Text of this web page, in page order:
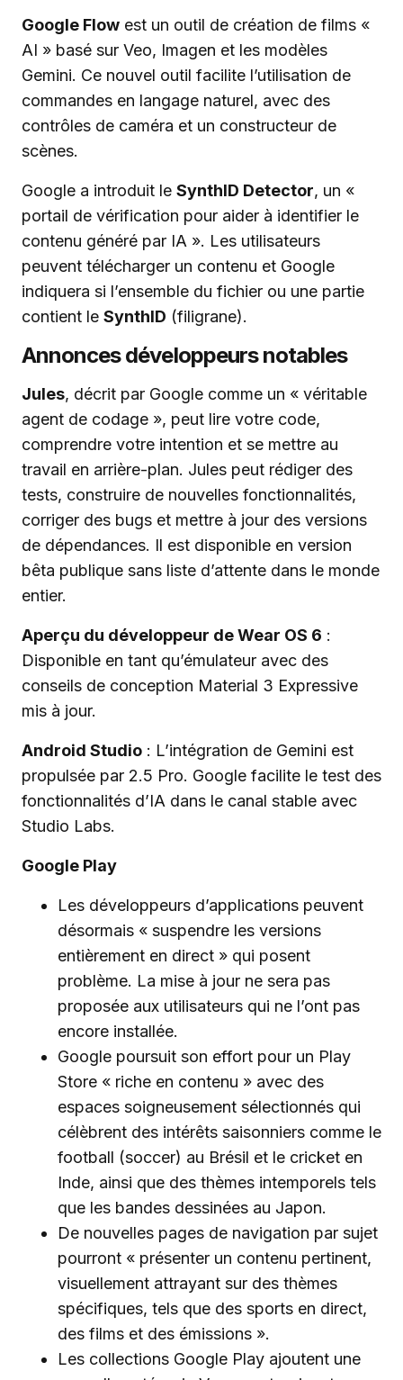
Google Flow est un outil de création de films «
AI » basé sur Veo, Imagen et les modèles
Gemini. Ce nouvel outil facilite l’utilisation de
commandes en langage naturel, avec des
contrôles de caméra et un constructeur de
scènes.
Google a introduit le SynthID Detector, un «
portail de vérification pour aider à identifier le
contenu généré par IA ». Les utilisateurs
peuvent télécharger un contenu et Google
indiquera si l’ensemble du fichier ou une partie
contient le SynthID (filigrane).
Annonces développeurs notables
Jules, décrit par Google comme un « véritable
agent de codage », peut lire votre code,
comprendre votre intention et se mettre au
travail en arrière-plan. Jules peut rédiger des
tests, construire de nouvelles fonctionnalités,
corriger des bugs et mettre à jour des versions
de dépendances. Il est disponible en version
bêta publique sans liste d’attente dans le monde
entier.
Aperçu du développeur de Wear OS 6 :
Disponible en tant qu’émulateur avec des
conseils de conception Material 3 Expressive
mis à jour.
Android Studio : L’intégration de Gemini est
propulsée par 2.5 Pro. Google facilite le test des
fonctionnalités d’IA dans le canal stable avec
Studio Labs.
Google Play
Les développeurs d’applications peuvent
désormais « suspendre les versions
entièrement en direct » qui posent
problème. La mise à jour ne sera pas
proposée aux utilisateurs qui ne l’ont pas
encore installée.
Google poursuit son effort pour un Play
Store « riche en contenu » avec des
espaces soigneusement sélectionnés qui
célèbrent des intérêts saisonniers comme le
football (soccer) au Brésil et le cricket en
Inde, ainsi que des thèmes intemporels tels
que les bandes dessinées au Japon.
De nouvelles pages de navigation par sujet
pourront « présenter un contenu pertinent,
visuellement attrayant sur des thèmes
spécifiques, tels que des sports en direct,
des films et des émissions ».
Les collections Google Play ajoutent une